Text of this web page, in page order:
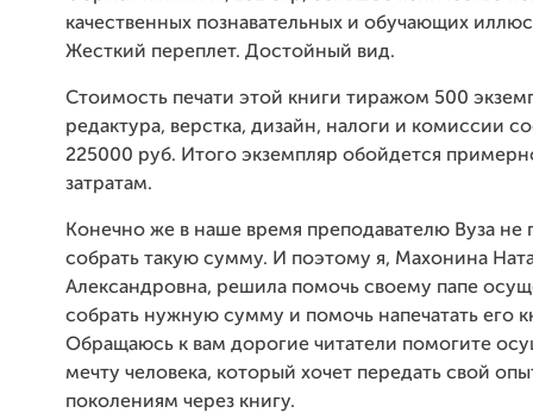
качественных познавательных и обучающих
Жесткий переплет. Достойный вид.
Стоимость печати этой книги тиражом 500
редактура, верстка, дизайн, налоги и комиссии
225000 руб. Итого экземпляр обойдется
затратам.
Конечно же в наше время преподавателю Вуза не
собрать такую сумму. И поэтому я, Махонина
Александровна, решила помочь своему папе
собрать нужную сумму и помочь напечатать его
Обращаюсь к вам дорогие читатели помогите
мечту человека, который хочет передать свой
поколениям через книгу.